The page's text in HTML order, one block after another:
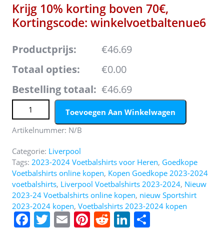
Krijg 10% korting boven 70€,
Kortingscode: winkelvoetbaltenue6
Productprijs:
€46.69
Totaal opties:
€0.00
Bestelling totaal: €46.69
Liverpool Kostas Tsimikas #21 Thuis tenue Voetbalshirts
2023-24 Korte Mouw (+ Korte broeken) aantal
Toevoegen Aan Winkelwagen
Artikelnummer: N/B
Categorie: Liverpool
Tags: 2023-2024 Voetbalshirts voor Heren, Goedkope
Voetbalshirts online kopen, Kopen Goedkope 2023-2024
voetbalshirts, Liverpool Voetbalshirts 2023-2024, Nieuw
2023-24 Voetbalshirts online kopen, nieuw Sportshirt
2023-2024 kopen, Voetbalshirts 2023-2024 kopen
F T E Pi R Li